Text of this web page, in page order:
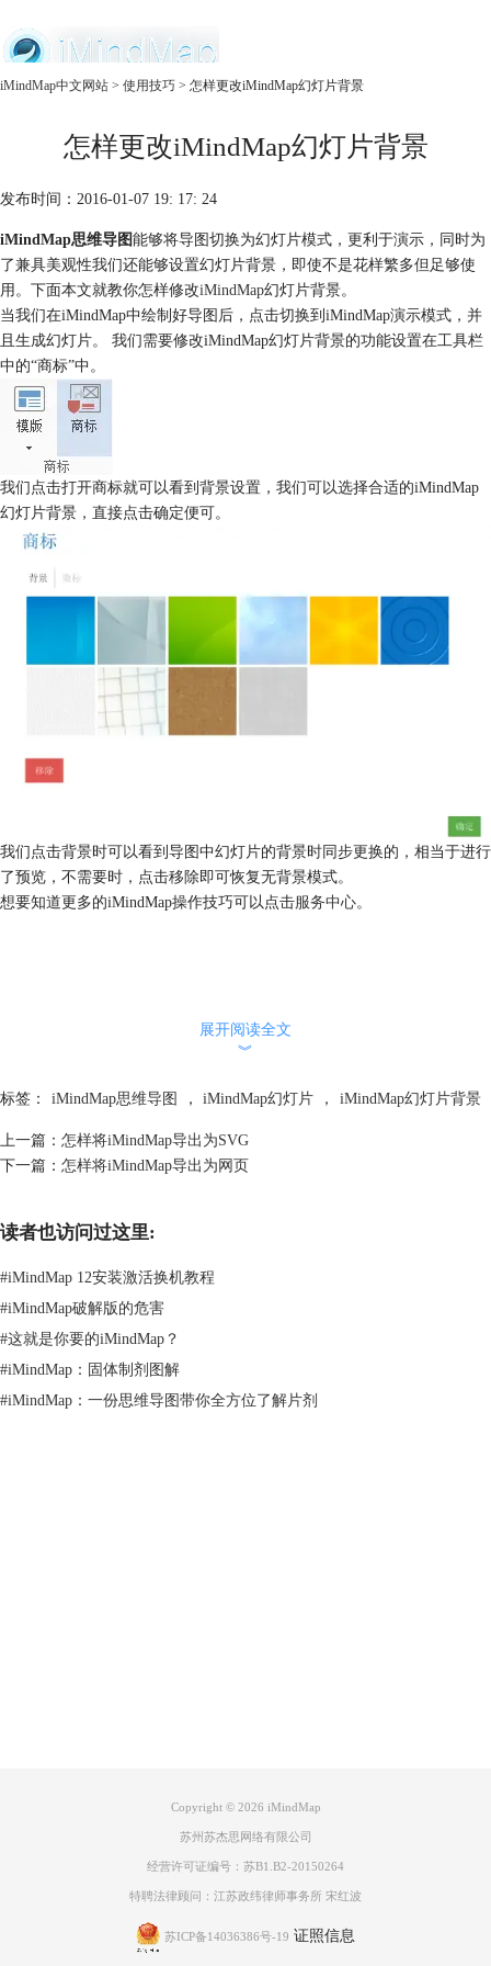
服务
iMindMap中文网站 > 使用技巧 > 怎样更改iMindMap幻灯片背景
怎样更改iMindMap幻灯片背景
发布时间：2016-01-07 19: 17: 24
iMindMap思维导图能够将导图切换为幻灯片模式，更利于演示，同时为
了兼具美观性我们还能够设置幻灯片背景，即使不是花样繁多但足够使
用。下面本文就教你怎样修改iMindMap幻灯片背景。
当我们在iMindMap中绘制好导图后，点击切换到iMindMap演示模式，并
且生成幻灯片。 我们需要修改iMindMap幻灯片背景的功能设置在工具栏
中的“商标”中。
我们点击打开商标就可以看到背景设置，我们可以选择合适的iMindMap
幻灯片背景，直接点击确定便可。
我们点击背景时可以看到导图中幻灯片的背景时同步更换的，相当于进行
了预览，不需要时，点击移除即可恢复无背景模式。
想要知道更多的iMindMap操作技巧可以点击服务中心。
展开阅读全文
︾
标签： iMindMap思维导图 ， iMindMap幻灯片 ， iMindMap幻灯片背景
上一篇： 怎样将iMindMap导出为SVG
下一篇： 怎样将iMindMap导出为网页
读者也访问过这里:
#iMindMap 12安装激活换机教程
#iMindMap破解版的危害
#这就是你要的iMindMap？
#iMindMap：固体制剂图解
#iMindMap：一份思维导图带你全方位了解片剂
Copyright © 2026 iMindMap
苏州苏杰思网络有限公司
经营许可证编号：苏B1.B2-20150264
特聘法律顾问：江苏政纬律师事务所 宋红波
苏ICP备14036386号-19 证照信息